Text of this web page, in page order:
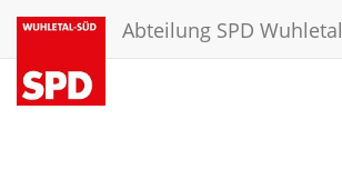
Abteilung SPD Wuhletal